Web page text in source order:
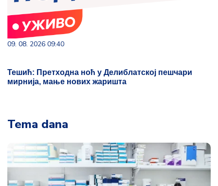
09. 08. 2026 09:40
Тешић: Претходна ноћ у Делиблатској пешчари
мирнија, мање нових жаришта
Tema dana